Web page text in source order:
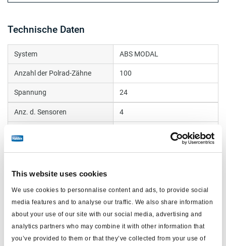
This website uses cookies
We use cookies to personnalise content and ads, to provide social
media features and to analyse our traffic. We also share information
about your use of our site with our social media, advertising and
analytics partners who may combine it with other information that
you’ve provided to them or that they’ve collected from your use of
Technische Daten
System ABS MODAL
Anzahl der Polrad-Zähne 100
Spannung 24
Anz. d. Sensoren 4
Gewicht (kg) 0
Dokumente
Bibliothek der Produktliteratur.